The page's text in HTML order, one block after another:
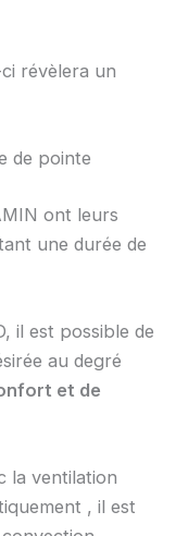
révèlera un
de pointe
ont leurs
une durée de
il est possible de
au degré
et de
la ventilation
, il est